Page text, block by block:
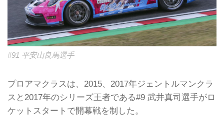
#91 平安山良馬選手
プロアマクラスは、2015、2017年ジェントルマンクラ
スと2017年のシリーズ王者である#9 武井真司選手がロ
ケットスタートで開幕戦を制した。